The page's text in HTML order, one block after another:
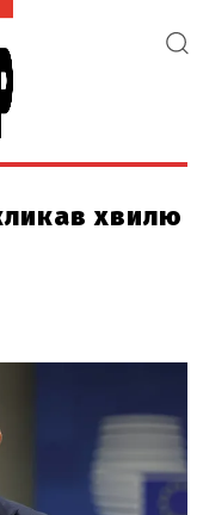
хвилю